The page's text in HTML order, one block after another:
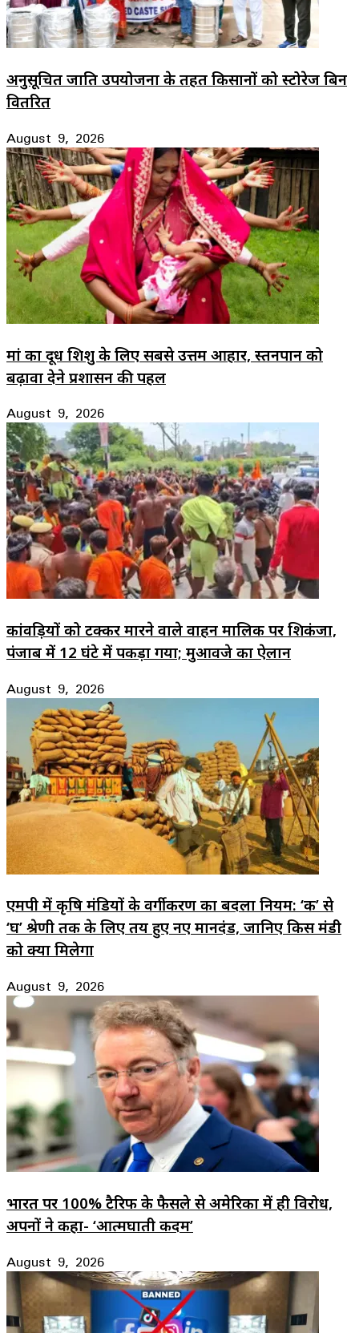
अनुसूचित जाति उपयोजना के तहत किसानों को स्टोरेज बिन
वितरित
August 9, 2026
मां का दूध शिशु के लिए सबसे उत्तम आहार, स्तनपान को
बढ़ावा देने प्रशासन की पहल
August 9, 2026
कांवड़ियों को टक्कर मारने वाले वाहन मालिक पर शिकंजा,
पंजाब में 12 घंटे में पकड़ा गया; मुआवजे का ऐलान
August 9, 2026
एमपी में कृषि मंडियों के वर्गीकरण का बदला नियम: ‘क’ से
‘घ’ श्रेणी तक के लिए तय हुए नए मानदंड, जानिए किस मंडी
को क्या मिलेगा
August 9, 2026
भारत पर 100% टैरिफ के फैसले से अमेरिका में ही विरोध,
अपनों ने कहा- ‘आत्मघाती कदम’
August 9, 2026